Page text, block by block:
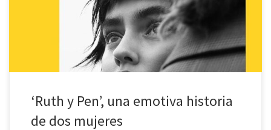
faceta más conocida es la de investigadora sobre la cultura
irlandesa moderna. Su colección de ensayos Todo lo […]
‘Ruth y Pen’, una emotiva historia
de dos mujeres